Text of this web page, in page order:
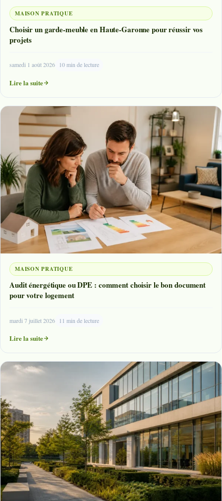
MAISON PRATIQUE
Choisir un garde-meuble en Haute-Garonne pour réussir vos
projets
samedi 1 août 2026 10 min de lecture
Lire la suite
MAISON PRATIQUE
Audit énergétique ou DPE : comment choisir le bon document
pour votre logement
mardi 7 juillet 2026 11 min de lecture
Lire la suite